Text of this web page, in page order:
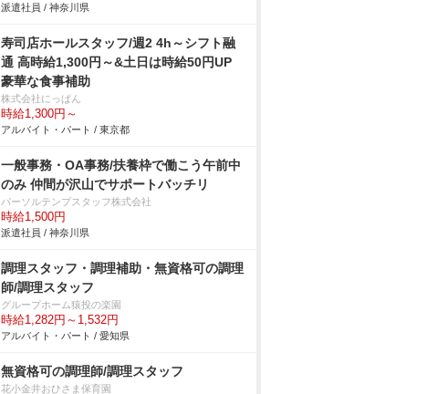
派遣社員 / 神奈川県
寿司店ホールスタッフ/週2 4h～シフト融
通 高時給1,300円～&土日は時給50円UP
豪華な食事補助
株式会社にっぱん
時給1,300円～
アルバイト・パート / 東京都
一般事務・OA事務/扶養枠で働こう午前中
のみ 仲間が沢山でサポートバッチリ
パーソルテンプスタッフ株式会社
時給1,500円
派遣社員 / 神奈川県
調理スタッフ・調理補助・無資格可の調理
師/調理スタッフ
グループホーム猿投の楽園
時給1,282円～1,532円
アルバイト・パート / 愛知県
無資格可の調理師/調理スタッフ
花小金井おひさま保育園